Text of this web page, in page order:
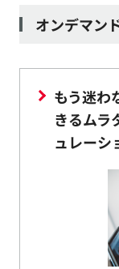
オンデマン
もう迷わ
きるムラ
ュレーシ